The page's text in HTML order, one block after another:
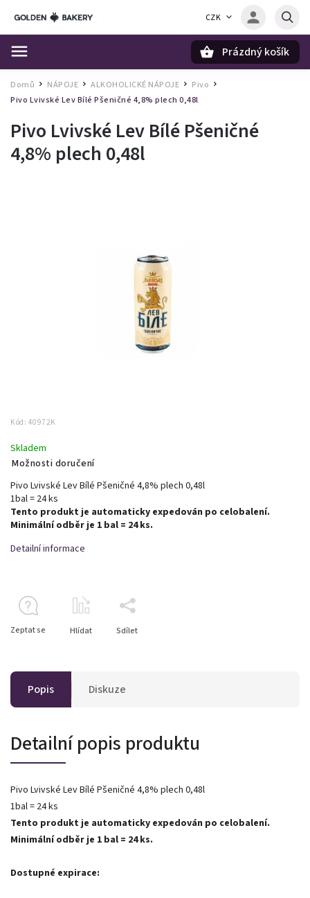
CZK
Prázdný košík
Domů / NÁPOJE / ALKOHOLICKÉ NÁPOJE / Pivo /
Pivo Lvivské Lev Bílé Pšeničné 4,8% plech 0,48l
Pivo Lvivské Lev Bílé Pšeničné
4,8% plech 0,48l
Kód: 40972K
Skladem
Možnosti doručení
Pivo Lvivské Lev Bílé Pšeničné 4,8% plech 0,48l
1bal = 24 ks
Tento produkt je automaticky expedován po celobalení.
Minimální odběr je 1 bal = 24 ks.
Detailní informace
Zeptat se Hlídat Sdílet
Popis Diskuze
Detailní popis produktu
Pivo Lvivské Lev Bílé Pšeničné 4,8% plech 0,48l
1bal = 24 ks
Tento produkt je automaticky expedován po celobalení.
Minimální odběr je 1 bal = 24 ks.
Dostupné expirace: